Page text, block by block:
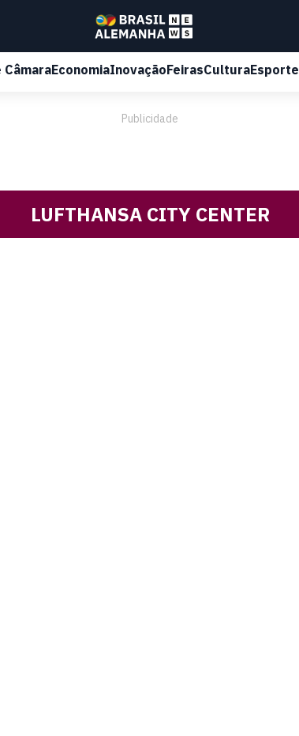
EconomiaInovaçãoFeirasCulturaEsporte
Publicidade
LUFTHANSA CITY CENTER